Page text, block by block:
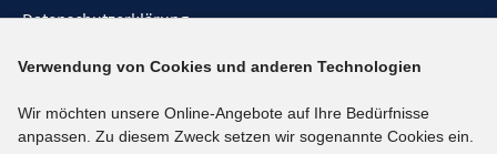
Datenschutzerklärung
Barrieren melden
Social-Media-Kanäle
Verwendung von Cookies und anderen Technologien
Wir möchten unsere Online-Angebote auf Ihre Bedürfnisse
anpassen. Zu diesem Zweck setzen wir sogenannte Cookies ein.